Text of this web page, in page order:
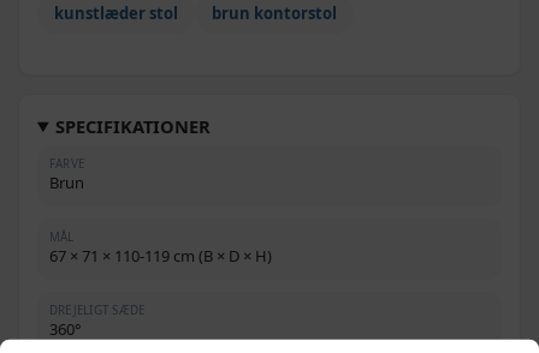
kunstlæder stol
brun kontorstol
SPECIFIKATIONER
FARVE
Brun
MÅL
67 × 71 × 110-119 cm (B × D × H)
DREJELIGT SÆDE
360°